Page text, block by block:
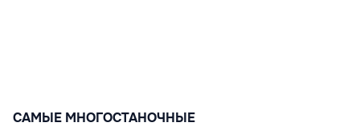
САМЫЕ МНОГОСТАНОЧНЫЕ